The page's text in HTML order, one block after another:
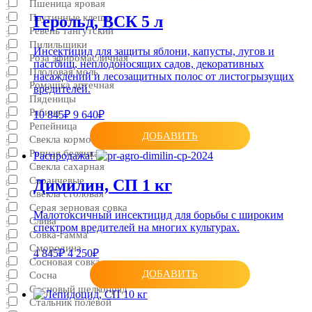
Пшеница яровая
5
Ревень тангутский
8
Роза эфиромасличная
8
Ромашка аптечная
8
Рябина
5
Свекла кормовая
8
Свекла сахарная
8
Свекла столовая
8
Слива
8
Смородина
8
Сосна
5
Стальник полевой
3
Паутинные клещи
3
Пилильщики
3
Плодовая моль
8
Пяденицы
8
Репейница
5
Репная белянка
8
Саранчевые
2
Серая зерновая совка
5
Совка-гамма
8
Сосновая совка
5
Сосновый шелкопряд
5
Герольд, ВСК 5 л
Инсектицид для защиты яблони, капусты, лугов и
пастбищ, неплодоносящих садов, декоративных
насаждений и лесозащитных полос от листогрызущих
вредителей.
10 845₽ 9 640₽
ДОБАВИТЬ
Распродажа!
Димилин, CП 1 кг
Малотоксичный инсектицид для борьбы с широким
спектром вредителей на многих культурах.
4 845₽ 4 250₽
ДОБАВИТЬ